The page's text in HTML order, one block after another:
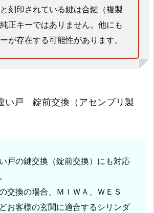
刻印されている鍵は合鍵（複製
正キーではありません。他にも
が存在する可能性があります。
戸 錠前交換（アセンブリ製
戸の鍵交換（錠前交換）にも対応
交換の場合、ＭＩＷＡ、ＷＥＳ
お客様の玄関に適合するシリンダ